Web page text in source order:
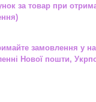
за товар при
замовлення у
Нової пошти,